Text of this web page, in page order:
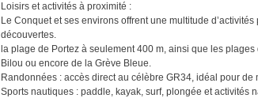
Loisirs et activités à proximité :
Le Conquet et ses environs offrent une multitude
découvertes.
la plage de Portez à seulement 400 m, ainsi que les
Bilou ou encore de la Grève Bleue.
Randonnées : accès direct au célèbre GR34, idéal pour
Sports nautiques : paddle, kayak, surf, plongée et activités